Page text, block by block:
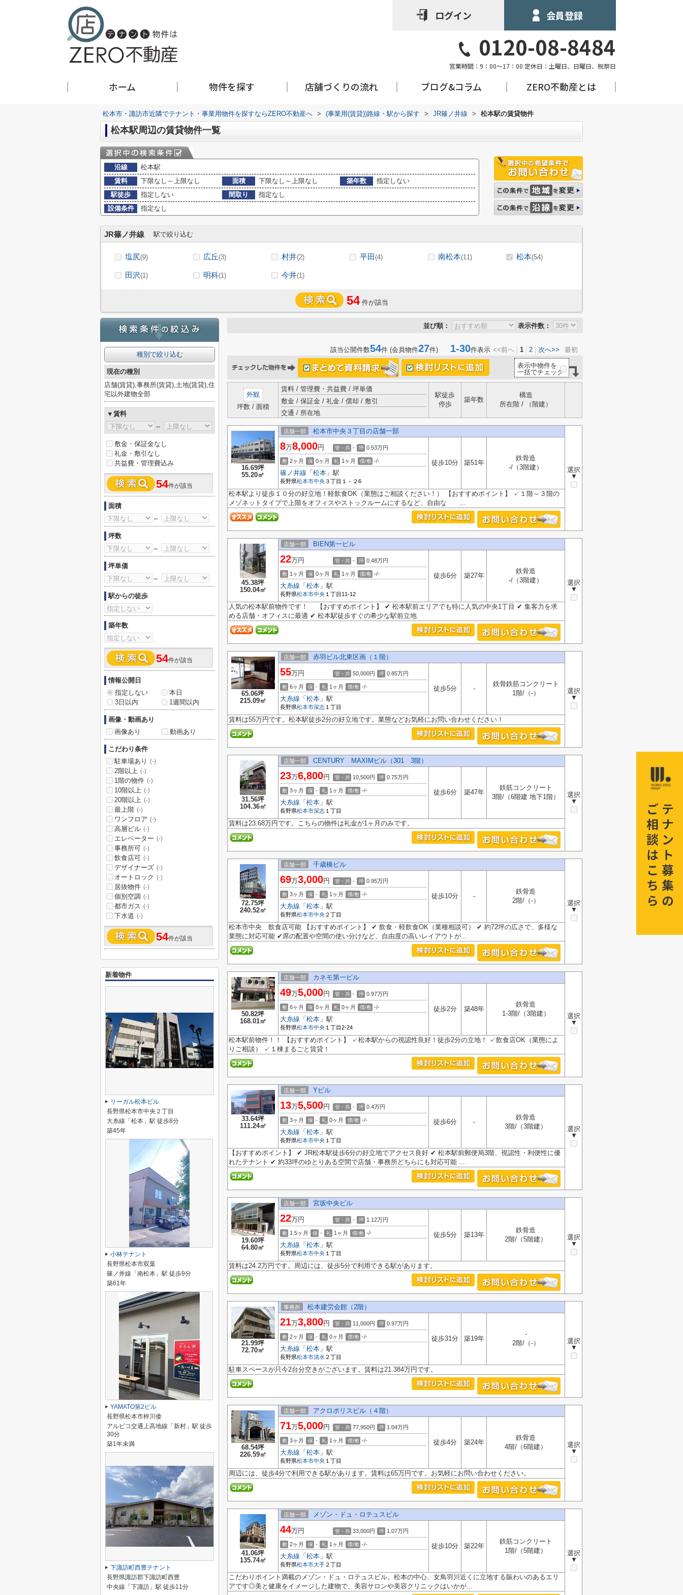
ログイン 会員登録
0120-08-8484
営業時間：9：00～17：00 定休日：土曜日、日曜日、祝祭日
ホーム 物件を探す 店舗づくりの流れ ブログ&コラム ZERO不動産とは
松本市・諏訪市近隣でテナント・事業用物件を探すならZERO不動産へ > (事業用(賃貸))路線・駅から探す > JR篠ノ井線 > 松本駅の賃貸物件
松本駅周辺の賃貸物件一覧
沿線
松本駅
賃料
下限なし～上限なし 面積 下限なし～上限なし 築年数
指定しない
駅徒歩
指定しない 間取り
指定なし
設備条件
指定なし
JR篠ノ井線 駅で絞り込む
塩尻(9) 広丘(3) 村井(2) 平田(4) 南松本(11) 松本(54)
田沢(1) 明科(1) 今井(1)
54 件が該当
並び順： 表示件数：
該当公開件数54件 (会員物件27件) 1-30件表示 <<前へ 1 2 次へ>> 最初
表示中物件を
一括でチェック
外観
坪数 / 面積
賃料 / 管理費・共益費 / 坪単価
敷金 / 保証金 / 礼金 / 償却 / 敷引
交通 / 所在地
駅徒歩
停歩
築年数
構造
所在階 / （階建）
16.69坪
55.20㎡
店舗一部 松本市中央３丁目の店舗一部
選択
▼
8万8,000円 管・共 - 坪 0.53万円
敷 2ヶ月 保 0ヶ月 礼 1ヶ月 償/敷 -/-
篠ノ井線 「 松本 」駅
長野県松本市中央３丁目１－２6
徒歩10分 築51年
鉄骨造
-/（3階建）
松本駅より徒歩１０分の好立地！軽飲食OK（業態はご相談ください！） 【おすすめポイント】 ✓１階～３階の
メゾネットタイプで上階をオフィスやストックルームにするなど、自由な ...
45.38坪
150.04㎡
店舗一部 BIEN第一ビル
選択
▼
22万円 管・共 - 坪 0.48万円
敷 1ヶ月 保 0ヶ月 礼 1ヶ月 償/敷 -/-
大糸線 「 松本 」駅
長野県松本市中央 １丁目11-12
徒歩6分 築27年
鉄骨造
-/（3階建）
人気の松本駅前物件です！ 【おすすめポイント】 ✔ 松本駅前エリアでも特に人気の中央1丁目 ✔ 集客力を求
める店舗・オフィスに最適 ✔ 松本駅徒歩すぐの希少な駅前立地
65.06坪
215.09㎡
店舗一部 赤羽ビル北東区画（１階）
選択
▼
55万円 管・共 50,000円 坪 0.85万円
敷 6ヶ月 保 - 礼 1ヶ月 償/敷 -/-
大糸線 「 松本 」駅
長野県松本市深志 １丁目
徒歩5分 -
鉄骨鉄筋コンクリート
1階/（-）
賃料は55万円です。松本駅徒歩2分の好立地です。業態などお気軽にお問い合わせください！
31.56坪
104.36㎡
店舗一部 CENTURY MAXIMビル（301 3階）
選択
▼
23万6,800円 管・共 10,500円 坪 0.75万円
敷 3ヶ月 保 - 礼 1ヶ月 償/敷 -/-
大糸線 「 松本 」駅
長野県松本市深志 １丁目
徒歩6分 築47年
鉄筋コンクリート
3階/（6階建 地下1階）
賃料は23.68万円です。こちらの物件は礼金が1ヶ月のみです。
72.75坪
240.52㎡
店舗一部 千歳橋ビル
選択
▼
69万3,000円 管・共 - 坪 0.95万円
敷 3ヶ月 保 - 礼 1ヶ月 償/敷 -/-
大糸線 「 松本 」駅
長野県松本市中央 ２丁目
徒歩10分 -
鉄骨造
2階/（-）
松本市中央 飲食店可能 【おすすめポイント】 ✔ 飲食・軽飲食OK（業種相談可） ✔ 約72坪の広さで、多様な
業態に対応可能 ✔席の配置や空間の使い分けなど、自由度の高いレイアウトが...
50.82坪
168.01㎡
店舗一部 カネモ第一ビル
選択
▼
49万5,000円 管・共 - 坪 0.97万円
敷 6ヶ月 保 0ヶ月 礼 0ヶ月 償/敷 -/-
大糸線 「 松本 」駅
長野県松本市中央 １丁目2-24
徒歩2分 築48年
鉄骨造
1-3階/（3階建）
松本駅前物件！！ 【おすすめポイント】 ✓松本駅からの視認性良好！徒歩2分の立地！ ✓飲食店OK（業態によ
りご相談） ✓１棟まるごと賃貸！
33.64坪
111.24㎡
店舗一部 Yビル
選択
▼
13万5,500円 管・共 - 坪 0.4万円
敷 3ヶ月 保 - 礼 0ヶ月 償/敷 -/-
大糸線 「 松本 」駅
長野県松本市中央 １丁目
徒歩6分 -
鉄骨造
3階/（3階建）
【おすすめポイント】 ✔ JR松本駅徒歩6分の好立地でアクセス良好 ✔ 松本駅前郵便局3階、視認性・利便性に優
れたテナント ✔ 約33坪のゆとりある空間で店舗・事務所どちらにも対応可能 ...
19.60坪
64.80㎡
店舗一部 宮坂中央ビル
選択
▼
22万円 管・共 - 坪 1.12万円
敷 1.5ヶ月 保 - 礼 1ヶ月 償/敷 -/-
大糸線 「 松本 」駅
長野県松本市中央 １丁目
徒歩5分 築13年
鉄骨造
2階/（5階建）
賃料は24.2万円です。周辺には、徒歩5分で利用できる駅があります。
21.99坪
72.70㎡
事務所 松本建労会館（2階）
選択
▼
21万3,800円 管・共 11,000円 坪 0.97万円
敷 2ヶ月 保 - 礼 0ヶ月 償/敷 -/-
大糸線 「 松本 」駅
長野県松本市清水 ２丁目
徒歩31分 築19年
-
2階/（-）
駐車スペースが只今2台分空きがございます。賃料は21.384万円です。
68.54坪
226.59㎡
店舗一部 アクロポリスビル（４階）
選択
▼
71万5,000円 管・共 77,950円 坪 1.04万円
敷 3ヶ月 保 - 礼 1ヶ月 償/敷 -/-
大糸線 「 松本 」駅
長野県松本市中央 １丁目
徒歩4分 築24年
鉄骨造
4階/（6階建）
周辺には、徒歩4分で利用できる駅があります。賃料は65万円です。お気軽にお問い合わせください。
41.06坪
135.74㎡
店舗一部 メゾン・ドュ・ロテュスビル
選択
▼
44万円 管・共 33,000円 坪 1.07万円
敷 2ヶ月 保 - 礼 1ヶ月 償/敷 -/-
大糸線 「 松本 」駅
長野県松本市大手 ２丁目
徒歩10分 築22年
鉄筋コンクリート
1階/（5階建）
こだわりポイント満載のメゾン・ドュ・ロテュスビル。松本の中心、女鳥羽川近くに立地する賑わいのあるエリ
アです◎美と健康をイメージした建物で、美容サロンや美容クリニックはいかが...
種別で絞り込む
現在の種別
店舗(賃貸),事務所(賃貸),土地(賃貸),住
宅以外建物全部
▼賃料
～
敷金・保証金なし
礼金・敷引なし
共益費・管理費込み
54件が該当
面積
～
坪数
～
坪単価
～
駅からの徒歩
築年数
54件が該当
情報公開日
指定しない
本日
3日以内
1週間以内
画像・動画あり
画像あり
動画あり
こだわり条件
駐車場あり
(-)
2階以上 (-)
1階の物件 (-)
10階以上 (-)
20階以上 (-)
最上階 (-)
ワンフロア (-)
高層ビル (-)
エレベーター (-)
事務所可 (-)
飲食店可 (-)
デザイナーズ (-)
オートロック (-)
居抜物件 (-)
個別空調 (-)
都市ガス (-)
下水道 (-)
54件が該当
新着物件
リーガル松本ビル
長野県松本市中央２丁目
大糸線「松本」駅 徒歩8分
築45年
小林テナント
長野県松本市双葉
篠ノ井線「南松本」駅 徒歩9分
築61年
YAMATO第2ビル
長野県松本市梓川倭
アルピコ交通上高地線「新村」駅 徒歩
30分
築1年未満
下諏訪町西豊テナント
長野県諏訪郡下諏訪町西豊
中央線「下諏訪」駅 徒歩11分